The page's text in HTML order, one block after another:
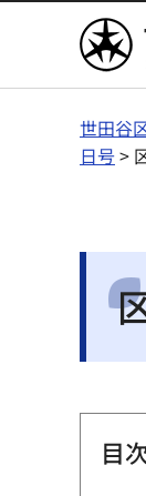
世
世田谷
日号>
目